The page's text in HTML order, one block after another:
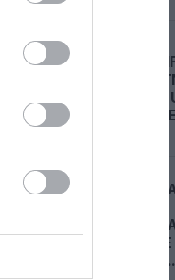
CEBU
POUR
AIRLINES :
A320NEO
VIETNAM